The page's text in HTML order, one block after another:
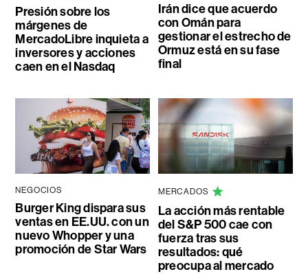
Presión sobre los
márgenes de
MercadoLibre inquieta a
inversores y acciones
caen en el Nasdaq
Irán dice que acuerdo
con Omán para
gestionar el estrecho de
Ormuz está en su fase
final
NEGOCIOS
Burger King dispara sus
ventas en EE.UU. con un
nuevo Whopper y una
promoción de Star Wars
MERCADOS
La acción más rentable
del S&P 500 cae con
fuerza tras sus
resultados: qué
preocupa al mercado